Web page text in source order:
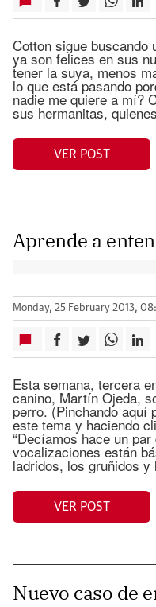
Cotton sigue buscando
ya son felices en sus
tener la suya, menos
lo que está pasando
nadie me quiere a mí?
sus hermanitas,
VER POST
Aprende a
Monday, 25 February 2013,
Esta semana, tercera
canino, Martín Ojeda,
perro. (Pinchando aquí
este tema y haciendo
“Decíamos hace un
vocalizaciones están
ladridos, los gruñidos
VER POST
Nuevo caso de